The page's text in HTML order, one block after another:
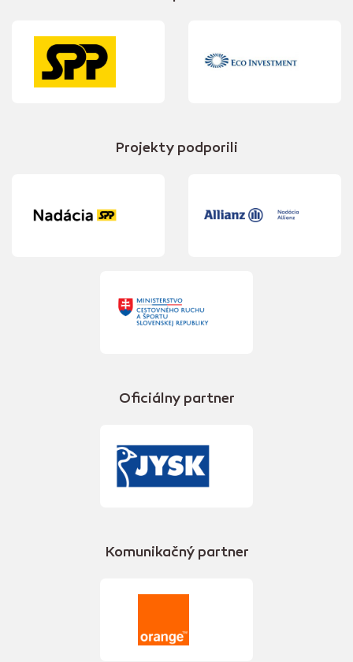
Projekty podporili
Oficiálny partner
Komunikačný partner